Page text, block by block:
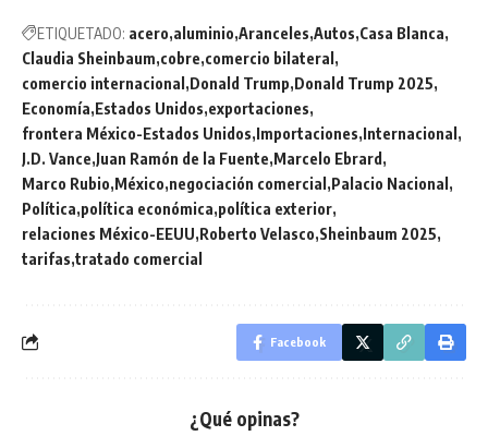
ETIQUETADO: acero aluminio Aranceles Autos Casa Blanca
Claudia Sheinbaum cobre comercio bilateral
comercio internacional Donald Trump Donald Trump 2025
Economía Estados Unidos exportaciones
frontera México-Estados Unidos Importaciones Internacional
J.D. Vance Juan Ramón de la Fuente Marcelo Ebrard
Marco Rubio México negociación comercial Palacio Nacional
Política política económica política exterior
relaciones México-EEUU Roberto Velasco Sheinbaum 2025
tarifas tratado comercial
Facebook
¿Qué opinas?